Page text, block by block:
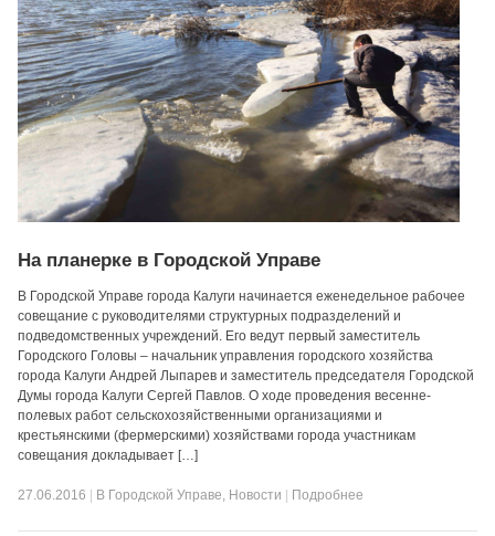
На планерке в Городской Управе
В Городской Управе города Калуги начинается еженедельное рабочее
совещание с руководителями структурных подразделений и
подведомственных учреждений. Его ведут первый заместитель
Городского Головы – начальник управления городского хозяйства
города Калуги Андрей Лыпарев и заместитель председателя Городской
Думы города Калуги Сергей Павлов. О ходе проведения весенне-
полевых работ сельскохозяйственными организациями и
крестьянскими (фермерскими) хозяйствами города участникам
совещания докладывает […]
27.06.2016 В Городской Управе, Новости Подробнее